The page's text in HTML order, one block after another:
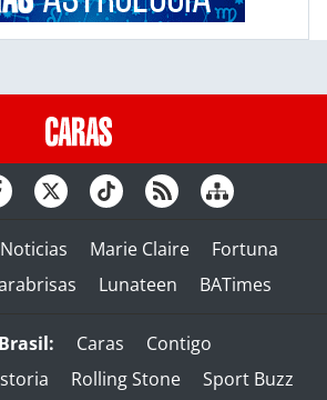
Noticias Marie Claire
Fortuna
Lunateen BATimes
Caras
Contigo
Rolling Stone Sport Buzz